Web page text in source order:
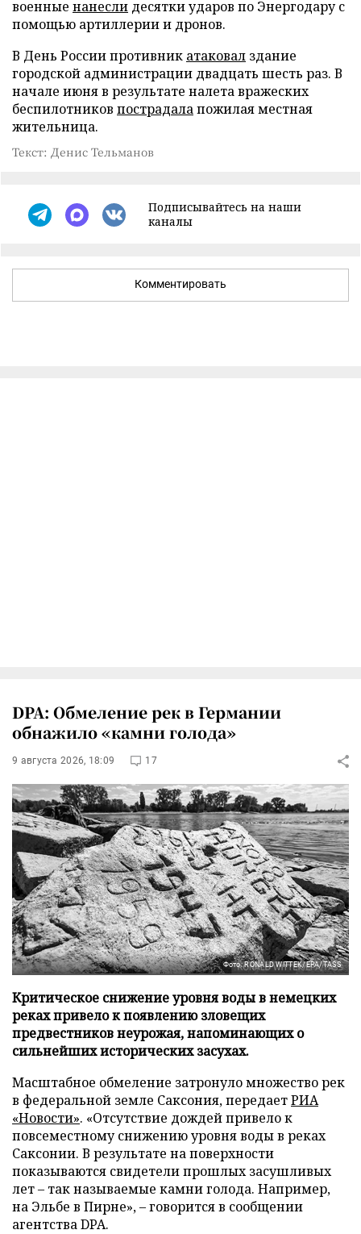
военные нанесли десятки ударов по Энергодару с
помощью артиллерии и дронов.
В День России противник атаковал здание
городской администрации двадцать шесть раз. В
начале июня в результате налета вражеских
беспилотников пострадалапожилая местная
жительница.
Текст: Денис Тельманов
Подписывайтесь на наши
каналы
Комментировать
DPA: Обмеление рек в Германии
обнажило «камни голода»
9 августа 2026, 18:09 17
Фото: RONALD WITTEK/EPA/TASS
Критическое снижение уровня воды в немецких
реках привело к появлению зловещих
предвестников неурожая, напоминающих о
сильнейших исторических засухах.
Масштабное обмеление затронуло множество рек
в федеральной земле Саксония, передаетРИА
«Новости». «Отсутствие дождей привело к
повсеместному снижению уровня воды в реках
Саксонии. В результате на поверхности
показываются свидетели прошлых засушливых
лет – так называемые камни голода. Например,
на Эльбе в Пирне», – говорится в сообщении
агентства DPA.